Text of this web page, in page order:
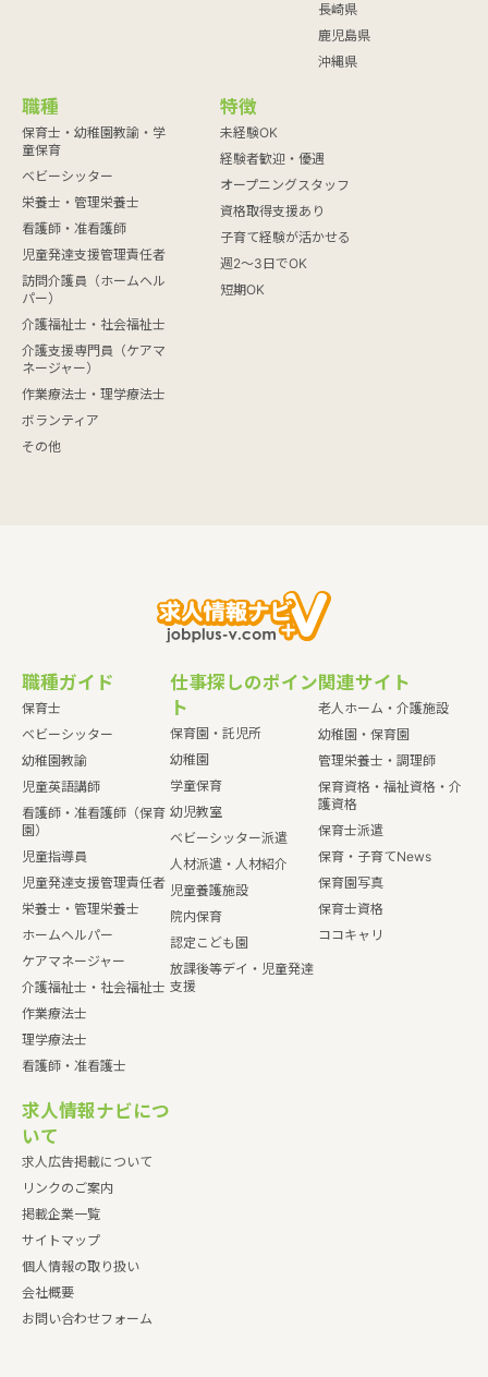
長崎県
鹿児島県
沖縄県
職種
保育士・幼稚園教諭・学
童保育
ベビーシッター
栄養士・管理栄養士
看護師・准看護師
児童発達支援管理責任者
訪問介護員（ホームヘル
パー）
介護福祉士・社会福祉士
介護支援専門員（ケアマ
ネージャー）
作業療法士・理学療法士
ボランティア
その他
特徴
未経験OK
経験者歓迎・優遇
オープニングスタッフ
資格取得支援あり
子育て経験が活かせる
週2～3日でOK
短期OK
職種ガイド
保育士
ベビーシッター
幼稚園教諭
児童英語講師
看護師・准看護師（保育
園）
児童指導員
児童発達支援管理責任者
栄養士・管理栄養士
ホームヘルパー
ケアマネージャー
介護福祉士・社会福祉士
作業療法士
理学療法士
看護師・准看護士
仕事探しのポイン
ト
保育園・託児所
幼稚園
学童保育
幼児教室
ベビーシッター派遣
人材派遣・人材紹介
児童養護施設
院内保育
認定こども園
放課後等デイ・児童発達
支援
関連サイト
老人ホーム・介護施設
幼稚園・保育園
管理栄養士・調理師
保育資格・福祉資格・介
護資格
保育士派遣
保育・子育てNews
保育園写真
保育士資格
ココキャリ
求人情報ナビにつ
いて
求人広告掲載について
リンクのご案内
掲載企業一覧
サイトマップ
個人情報の取り扱い
会社概要
お問い合わせフォーム